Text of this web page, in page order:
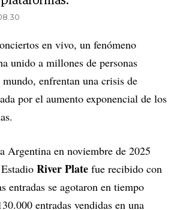
en vivo, un fenómeno
unido a millones de personas
enfrentan una crisis de
por el aumento exponencial de los
a Argentina en noviembre de 2025
River Plate fue recibido con
entradas se agotaron en tiempo
entradas vendidas en una